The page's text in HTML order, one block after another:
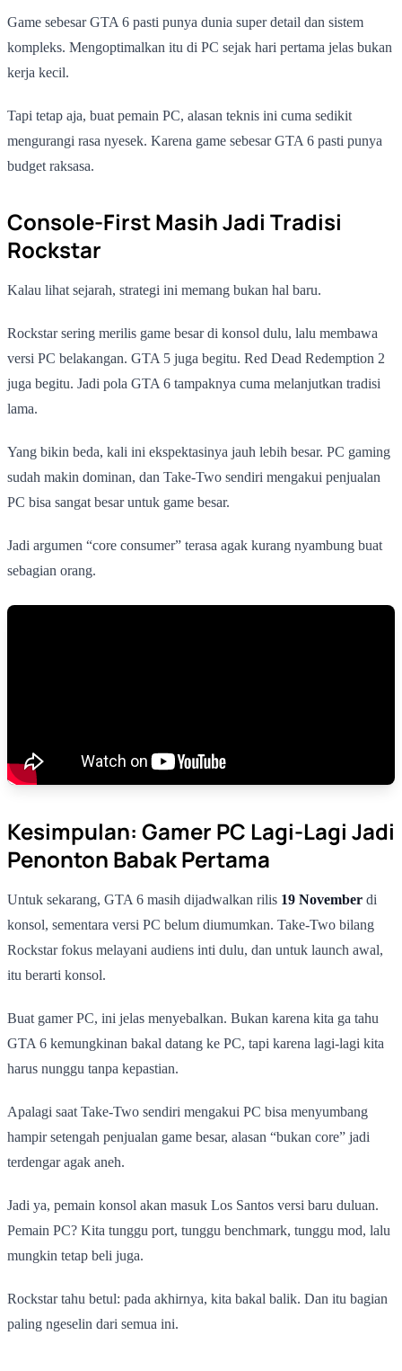
Game sebesar GTA 6 pasti punya dunia super detail dan sistem
kompleks. Mengoptimalkan itu di PC sejak hari pertama jelas bukan
kerja kecil.
Tapi tetap aja, buat pemain PC, alasan teknis ini cuma sedikit
mengurangi rasa nyesek. Karena game sebesar GTA 6 pasti punya
budget raksasa.
Console-First Masih Jadi Tradisi
Rockstar
Kalau lihat sejarah, strategi ini memang bukan hal baru.
Rockstar sering merilis game besar di konsol dulu, lalu membawa
versi PC belakangan. GTA 5 juga begitu. Red Dead Redemption 2
juga begitu. Jadi pola GTA 6 tampaknya cuma melanjutkan tradisi
lama.
Yang bikin beda, kali ini ekspektasinya jauh lebih besar. PC gaming
sudah makin dominan, dan Take-Two sendiri mengakui penjualan
PC bisa sangat besar untuk game besar.
Jadi argumen “core consumer” terasa agak kurang nyambung buat
sebagian orang.
Kesimpulan: Gamer PC Lagi-Lagi Jadi
Penonton Babak Pertama
Untuk sekarang, GTA 6 masih dijadwalkan rilis 19 November di
konsol, sementara versi PC belum diumumkan. Take-Two bilang
Rockstar fokus melayani audiens inti dulu, dan untuk launch awal,
itu berarti konsol.
Buat gamer PC, ini jelas menyebalkan. Bukan karena kita ga tahu
GTA 6 kemungkinan bakal datang ke PC, tapi karena lagi-lagi kita
harus nunggu tanpa kepastian.
Apalagi saat Take-Two sendiri mengakui PC bisa menyumbang
hampir setengah penjualan game besar, alasan “bukan core” jadi
terdengar agak aneh.
Jadi ya, pemain konsol akan masuk Los Santos versi baru duluan.
Pemain PC? Kita tunggu port, tunggu benchmark, tunggu mod, lalu
mungkin tetap beli juga.
Rockstar tahu betul: pada akhirnya, kita bakal balik. Dan itu bagian
paling ngeselin dari semua ini.